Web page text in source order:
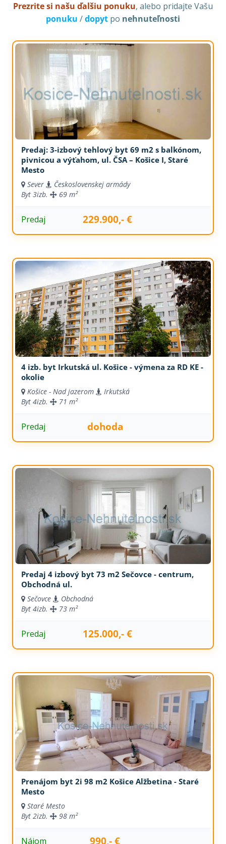
Prezrite si našu ďalšiu ponuku, alebo pridajte Vašu
ponuku /dopyt po nehnuteľnosti
Predaj: 3-izbový tehlový byt 69 m2 s balkónom,
pivnicou a výťahom, ul. ČSA – Košice I, Staré
Mesto
Sever
Československej armády
Byt 3izb. 69 m²
Predaj 229.900,- €
4 izb. byt Irkutská ul. Košice - výmena za RD KE -
okolie
Košice - Nad jazerom
Irkutská
Byt 4izb. 71 m²
Predaj dohoda
Predaj 4 izbový byt 73 m2 Sečovce - centrum,
Obchodná ul.
Sečovce
Obchodná
Byt 4izb. 73 m²
Predaj 125.000,- €
Prenájom byt 2i 98 m2 Košice Alžbetina - Staré
Mesto
Staré Mesto
Byt 2izb. 98 m²
Nájom 990,- €